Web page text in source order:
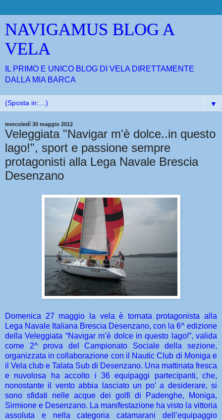
NAVIGAMUS BLOG A
VELA
IL PRIMO E UNICO BLOG DI VELA DIRETTAMENTE
DALLA MIA BARCA
▼
mercoledì 30 maggio 2012
Veleggiata "Navigar m'è dolce..in questo
lago!", sport e passione sempre
protagonisti alla Lega Navale Brescia
Desenzano
Domenica 27 maggio la vela è tornata protagonista alla
Lega Navale Italiana Brescia Desenzano, con la 6^ edizione
della Veleggiata “Navigar m’è dolce in questo lago!”, valida
come 2^ prova del Campionato Sociale della sezione,
organizzata in collaborazione con il Nautic Club di Moniga e
il Vela club e Talata Sub di Desenzano. Una mattinata fresca
e nuvolosa ha accolto i 36 equipaggi partecipanti, che,
nonostante il vento abbia lasciato un po’ a desiderare, si
sono sfidati nelle acque dei golfi di Padenghe, Moniga,
Sirmione e Desenzano. La manifestazione ha visto la vittoria
assoluta e nella categoria catamarani dell’equipaggio